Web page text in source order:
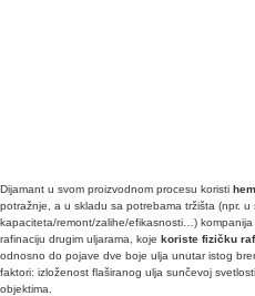
Dijamant u svom proizvodnom procesu koristi
potražnje, a u skladu sa potrebama tržišta (npr. u
kapaciteta/remont/zalihe/efikasnosti…)
rafinaciju drugim uljarama, koje koriste fizičku
odnosno do pojave dve boje ulja unutar istog
faktori: izloženost flaširanog ulja sunčevoj
objektima.